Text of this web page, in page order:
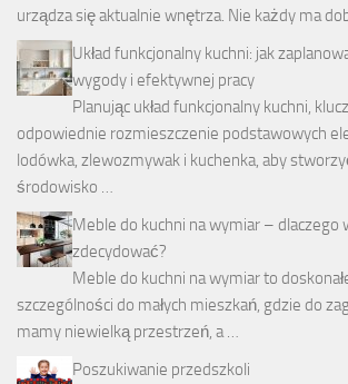
urządza się aktualnie wnętrza. Nie każdy ma
Układ funkcjonalny kuchni: jak
wygody i efektywnej pracy
Planując układ funkcjonalny kuchni,
odpowiednie rozmieszczenie podstawowych
lodówka, zlewozmywak i kuchenka, aby
środowisko …
Meble do kuchni na wymiar – dlaczego
zdecydować?
Meble do kuchni na wymiar to
szczególności do małych mieszkań, gdzie do
mamy niewielką przestrzeń, a …
Poszukiwanie przedszkoli